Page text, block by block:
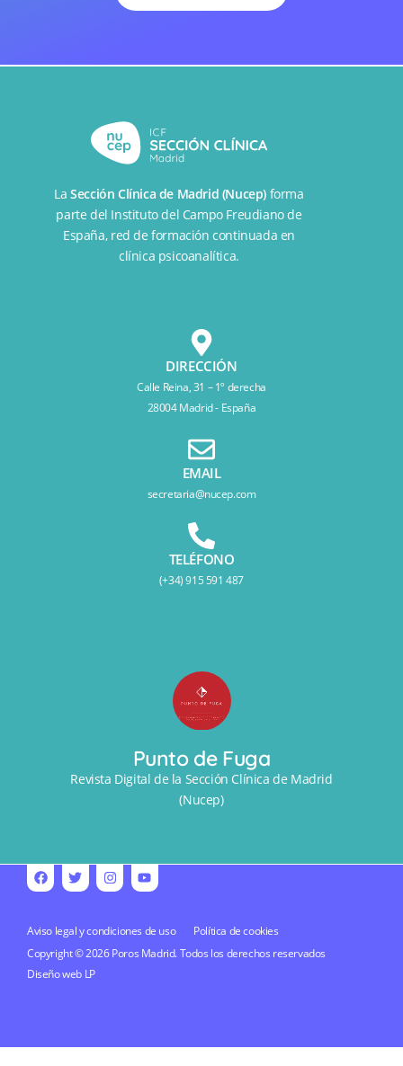
LaSección Clínica de Madrid (Nucep) forma
parte del Instituto del Campo Freudiano de
España, red de formación continuada en
clínica psicoanalítica.
DIRECCIÓN
Calle Reina, 31 – 1º derecha
28004 Madrid - España
EMAIL
secretaria@nucep.com
TELÉFONO
(+34) 915 591 487
Punto de Fuga
Revista Digital de la Sección Clínica de Madrid
(Nucep)
Aviso legal y condiciones de uso
Política de cookies
Copyright © 2026 Poros Madrid. Todos los derechos reservados
Diseño web LP